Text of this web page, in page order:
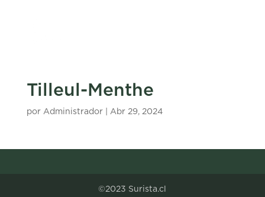
Tilleul-Menthe
por Administrador| Abr 29, 2024
©2023 Surista.cl